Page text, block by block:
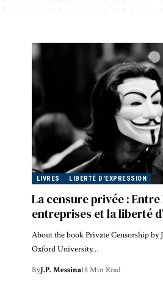
LIVRES LIBERTÉ D'EXPRESSION
La censure privée :
entreprises et la liberté
About the book Private Censorship by
Oxford University…
ByJ.P. Messina18 Min Read